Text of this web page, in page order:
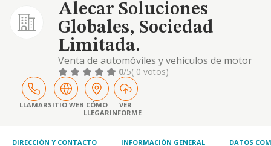
Alecar Soluciones
Globales, Sociedad
Limitada.
Venta de automóviles y vehículos de motor
ligeros. compraventa de vehículos nuevos y
usados, embarcaciones, camiones,
caravanas. construcción y reformas,
edificación de edificios, compraventa de
viviendas. mini mercados, tiendas de
0/5( 0 votos)
LLAMARSITIO WEB CÓMO
LLEGAR
VER
INFORME
DIRECCIÓN Y CONTACTO INFORMACIÓN GENERAL DATOS